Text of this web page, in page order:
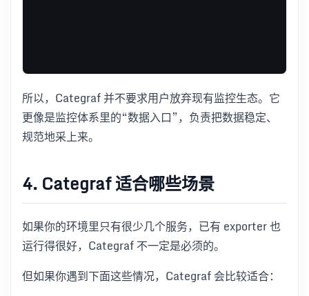
所以，Categraf 并不要求用户放弃现有监控生态。它
更像是监控体系里的“数据入口”，负责把数据稳定、
规范地采上来。
4. Categraf 适合哪些场景
如果你的环境里只有很少几个服务，已有 exporter 也
运行得很好，Categraf 不一定是必须的。
但如果你遇到下面这些情况，Categraf 会比较适合：